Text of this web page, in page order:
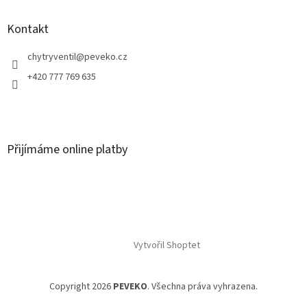
Kontakt
chytryventil@peveko.cz
+420 777 769 635
Přijímáme online platby
Vytvořil Shoptet
Copyright 2026 PEVEKO. Všechna práva vyhrazena.